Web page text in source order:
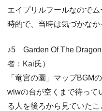
エイプリルフールなので
時的で、当時は気づかなか
♪5 Garden Of The
者：Kai氏）
「竜宮の園」マップBGMの
wlwの台が空くまで待って
る人を後ろから見ていた